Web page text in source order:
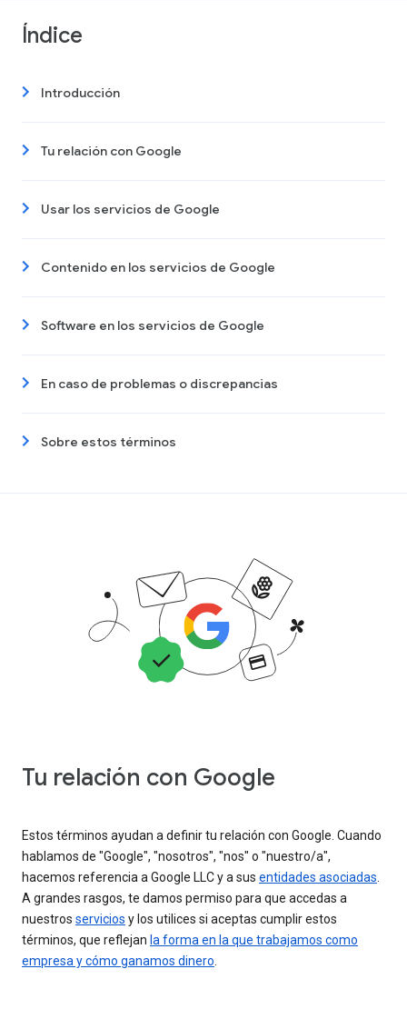
Índice
Introducción
Tu relación con Google
Usar los servicios de Google
Contenido en los servicios de Google
Software en los servicios de Google
En caso de problemas o discrepancias
Sobre estos términos
Tu relación con Google
Estos términos ayudan a definir tu relación con Google. Cuando
hablamos de "Google", "nosotros", "nos" o "nuestro/a",
hacemos referencia a Google LLC y a sus entidades asociadas
A grandes rasgos, te damos permiso para que accedas a
nuestros servicios y los utilices si aceptas cumplir estos
términos, que reflejan la forma en la que trabajamos como
empresa y cómo ganamos dinero